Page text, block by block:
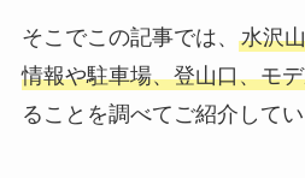
そこでこの記事では、 水沢
情報や駐車場、登山口、モ
ることを調べてご紹介してい